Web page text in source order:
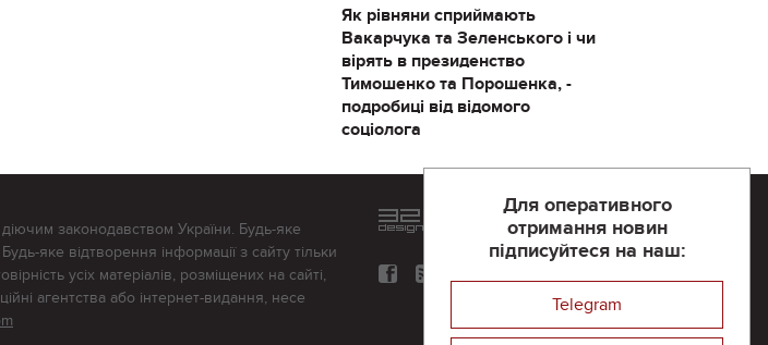
Як рівняни сприймають
Вакарчука та Зеленського і чи
вірять в президенство
Тимошенко та Порошенка, -
подробиці від відомого
соціолога
Для оперативного
отримання новин
підписуйтеся на наш:
Telegram
законодавством України. Будь-яке
яке відтворення інформації з сайту тільки
усіх матеріалів, розміщених на сайті,
агентства або інтернет-видання, несе
Розроблений та підтримується
компанії 32х32